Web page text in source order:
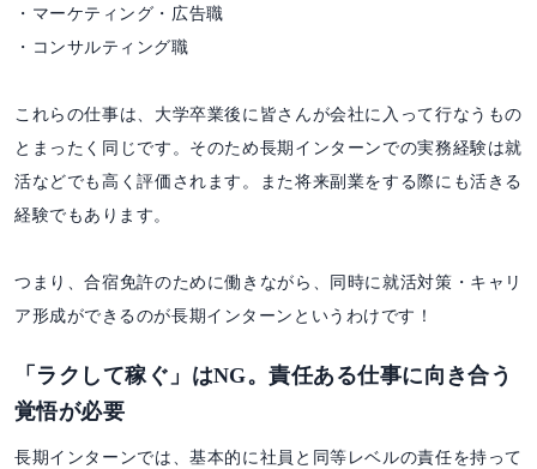
・マーケティング・広告職
・コンサルティング職
これらの仕事は、大学卒業後に皆さんが会社に入って行なうもの
とまったく同じです。そのため長期インターンでの実務経験は就
活などでも高く評価されます。また将来副業をする際にも活きる
経験でもあります。
つまり、合宿免許のために働きながら、同時に就活対策・キャリ
ア形成ができるのが長期インターンというわけです！
「ラクして稼ぐ」はNG。責任ある仕事に向き合う
覚悟が必要
長期インターンでは、基本的に社員と同等レベルの責任を持って